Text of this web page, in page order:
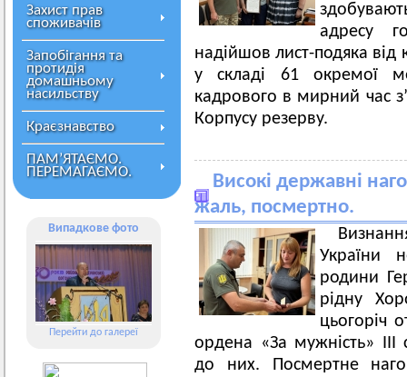
Захист прав
споживачів
Запобігання та
протидія
домашньому
насильству
Краєзнавство
ПАМ’ЯТАЄМО.
ПЕРЕМАГАЄМО.
Випадкове фото
Перейти до галереї
адресу
надійшов лист-подяка від
у складі 61 окремої
кадрового в мирний час
Корпусу резерву.
Високі державні
жаль, посмертно.
України
родини
рідну
цьогоріч
ордена «За мужність»
до них. Посмертне